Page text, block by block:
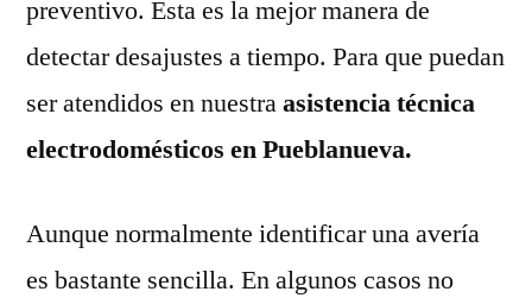
preventivo. Esta es la mejor manera de
detectar desajustes a tiempo. Para que puedan
ser atendidos en nuestraasistencia técnica
electrodomésticos en Pueblanueva.
Aunque normalmente identificar una avería
es bastante sencilla. En algunos casos no